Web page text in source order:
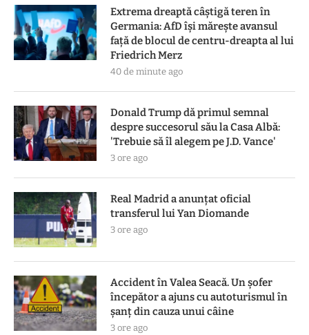
Extrema dreaptă câștigă teren în
Germania: AfD își mărește avansul
față de blocul de centru-dreapta al lui
Friedrich Merz
40 de minute ago
Donald Trump dă primul semnal
despre succesorul său la Casa Albă:
'Trebuie să îl alegem pe J.D. Vance'
3 ore ago
Real Madrid a anunțat oficial
transferul lui Yan Diomande
3 ore ago
Accident în Valea Seacă. Un șofer
începător a ajuns cu autoturismul în
șanț din cauza unui câine
3 ore ago